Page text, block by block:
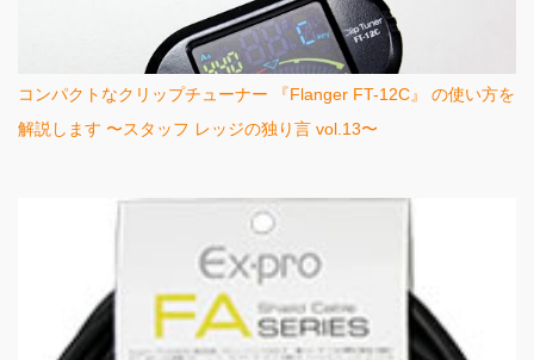
コンパクトなクリップチューナー 『Flanger FT-12C』 の使い方を
解説します 〜スタッフ レッジの独り言 vol.13〜